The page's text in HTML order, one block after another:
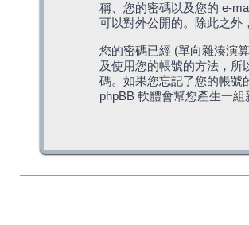
稱、您的密碼以及您的 e-
可以對外公開的。除此之外
您的密碼已經 (單向雜湊演
及使用您的帳號的方法，
碼。如果您忘記了您的帳號
phpBB 軟體會幫您產生一組